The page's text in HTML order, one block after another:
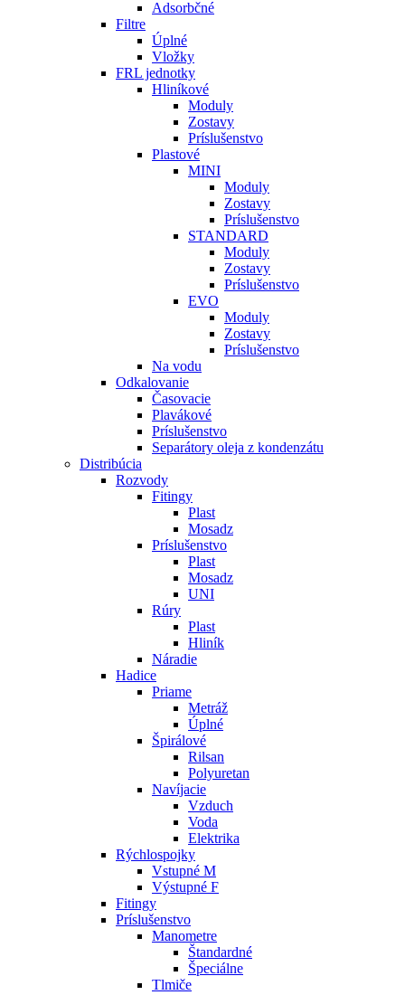
Adsorbčné
Filtre
Úplné
Vložky
FRL jednotky
Hliníkové
Moduly
Zostavy
Príslušenstvo
Plastové
MINI
Moduly
Zostavy
Príslušenstvo
STANDARD
Moduly
Zostavy
Príslušenstvo
EVO
Moduly
Zostavy
Príslušenstvo
Na vodu
Odkalovanie
Časovacie
Plavákové
Príslušenstvo
Separátory oleja z kondenzátu
Distribúcia
Rozvody
Fitingy
Plast
Mosadz
Príslušenstvo
Plast
Mosadz
UNI
Rúry
Plast
Hliník
Náradie
Hadice
Priame
Metráž
Úplné
Špirálové
Rilsan
Polyuretan
Navíjacie
Vzduch
Voda
Elektrika
Rýchlospojky
Vstupné M
Výstupné F
Fitingy
Príslušenstvo
Manometre
Štandardné
Špeciálne
Tlmiče